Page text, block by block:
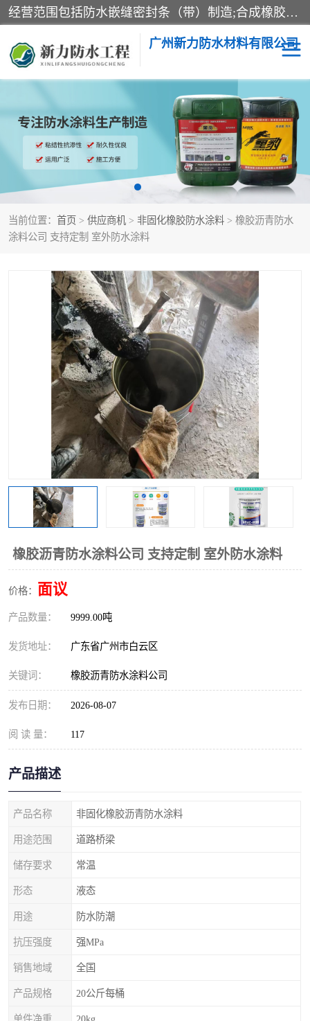
经营范围包括防水嵌缝密封条（带）制造;合成橡胶制造（监控化学品、危险化学品除外）;沥青混合物制造;防水胶粘带制造;其他合成材料制造（监控化学品、危险化学品除外）;涂料制造（监控化学品、危险化学品除外）;建筑结构防水补漏;防水建筑材料制造;粘合剂制造（监控化学品、危险化学品除外）;涂料零售;广州新力防水材料有限公司具有1处分支机构。
广州新力防水材料有限公司
当前位置： 首页 > 供应商机 > 非固化橡胶防水涂料 > 橡胶沥青防水
涂料公司 支持定制 室外防水涂料
橡胶沥青防水涂料公司 支持定制 室外防水涂料
价格： 面议
产品数量： 9999.00吨
发货地址： 广东省广州市白云区
关键词： 橡胶沥青防水涂料公司
发布日期： 2026-08-07
阅 读 量： 117
产品描述
产品名称 非固化橡胶沥青防水涂料
用途范围 道路桥梁
储存要求 常温
形态 液态
用途 防水防潮
抗压强度 强MPa
销售地域 全国
产品规格 20公斤每桶
黑豹防水胶 建筑108胶水
乳化沥青防水涂料 自粘卷材
非固化橡胶防水涂料